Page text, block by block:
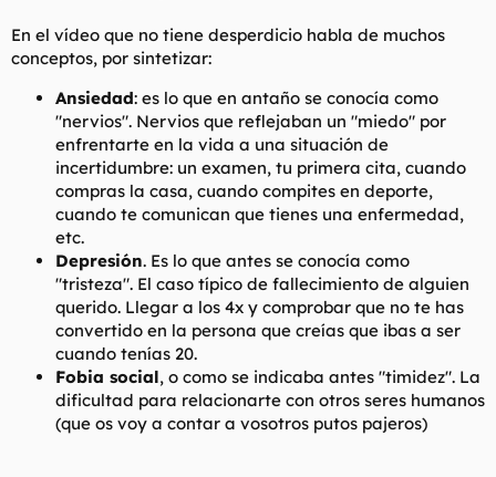
En el vídeo que no tiene desperdicio habla de muchos
conceptos, por sintetizar:
Ansiedad: es lo que en antaño se conocía como
"nervios". Nervios que reflejaban un "miedo" por
enfrentarte en la vida a una situación de
incertidumbre: un examen, tu primera cita, cuando
compras la casa, cuando compites en deporte,
cuando te comunican que tienes una enfermedad,
etc.
Depresión. Es lo que antes se conocía como
"tristeza". El caso típico de fallecimiento de alguien
querido. Llegar a los 4x y comprobar que no te has
convertido en la persona que creías que ibas a ser
cuando tenías 20.
Fobia social, o como se indicaba antes "timidez". La
dificultad para relacionarte con otros seres humanos
(que os voy a contar a vosotros putos pajeros)